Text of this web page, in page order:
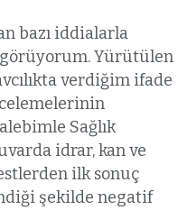
bazı iddialarla
görüyorum. Yürütülen
verdiğim ifade
Sağlık
idrar, kan ve
ilk sonuç
şekilde negatif